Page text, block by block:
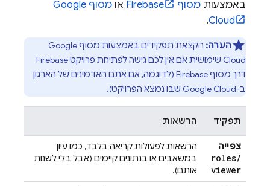
באמצעות מסוף Firebase או מסוף Google
Cloud
.
הערה: הקצאת תפקידים באמצעות מסוףGoogle
Cloud
שימושית אם אין לכם גישה לפתיחת פרויקט Firebase
דרך מסוףFirebase (לדוגמה, אם אתם האדמינים של הארגון
ב-Google Cloud שבו נמצא הפרויקט).
תפקיד הרשאות
צפייה
roles/
viewer
הרשאות לפעולות קריאה בלבד, כמו עיון
במשאבים או בנתונים קיימים (אבל בלי לשנות
אותם).